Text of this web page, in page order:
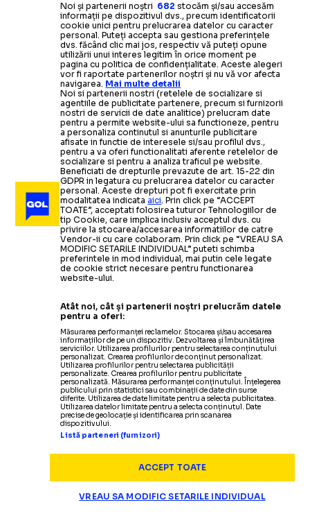
Noi și partenerii noștri 682 stocăm și/sau accesăm
informații pe dispozitivul dvs., precum identificatorii
cookie unici pentru prelucrarea datelor cu caracter
personal. Puteți accepta sau gestiona preferințele
dvs. făcând clic mai jos, respectiv vă puteți opune
utilizării unui interes legitim în orice moment pe
pagina cu politica de confidențialitate. Aceste alegeri
vor fi raportate partenerilor noștri și nu vă vor afecta
navigarea. Mai multe detalii
Noi si partenerii nostri (retelele de socializare si
agentiile de publicitate partenere, precum si furnizorii
nostri de servicii de date analitice) prelucram date
pentru a permite website-ului sa functioneze, pentru
a personaliza continutul si anunturile publicitare
afisate in functie de interesele si/sau profilul dvs.,
pentru a va oferi functionalitati aferente retelelor de
socializare si pentru a analiza traficul pe website.
Beneficiati de drepturile prevazute de art. 15-22 din
GDPR in legatura cu prelucrarea datelor cu caracter
personal. Aceste drepturi pot fi exercitate prin
modalitatea indicataaici. Prin click pe “ACCEPT
TOATE”, acceptati folosirea tuturor Tehnologiilor de
tip Cookie, care implica inclusiv acceptul dvs. cu
privire la stocarea/accesarea informatiilor de catre
Vendor-ii cu care colaboram. Prin click pe “VREAU SA
MODIFIC SETARILE INDIVIDUAL” puteti schimba
preferintele in mod individual, mai putin cele legate
de cookie strict necesare pentru functionarea
website-ului.
Atât noi, cât și partenerii noștri prelucrăm datele
pentru a oferi:
Măsurarea performanței reclamelor. Stocarea și/sau accesarea
informațiilor de pe un dispozitiv. Dezvoltarea și îmbunătățirea
serviciilor. Utilizarea profilurilor pentru selectarea conținutului
personalizat. Crearea profilurilor de conținut personalizat.
Utilizarea profilurilor pentru selectarea publicității
personalizate. Crearea profilurilor pentru publicitate
personalizată. Măsurarea performanței conținutului. Înțelegerea
publicului prin statistici sau combinații de date din surse
diferite. Utilizarea de date limitate pentru a selecta publicitatea.
Utilizarea datelor limitate pentru a selecta conținutul. Date
precise de geolocație și identificarea prin scanarea
dispozitivului.
Listă parteneri (furnizori)
ACCEPT TOATE
VREAU SA MODIFIC SETARILE INDIVIDUAL